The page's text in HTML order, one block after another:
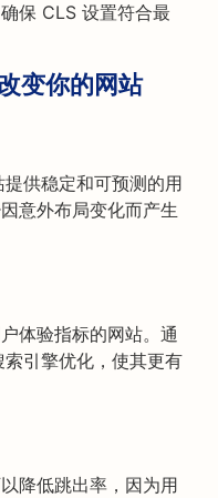
保 CLS 设置符合最
变你的网站
供稳定和可预测的用
意外布局变化而产生
体验指标的网站。通
引擎优化，使其更有
降低跳出率，因为用